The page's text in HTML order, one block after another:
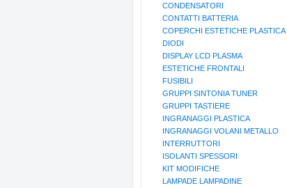
CONDENSATORI
CONTATTI BATTERIA
COPERCHI ESTETICHE PLASTICA
DIODI
DISPLAY LCD PLASMA
ESTETICHE FRONTALI
FUSIBILI
GRUPPI SINTONIA TUNER
GRUPPI TASTIERE
INGRANAGGI PLASTICA
INGRANAGGI VOLANI METALLO
INTERRUTTORI
ISOLANTI SPESSORI
KIT MODIFICHE
LAMPADE LAMPADINE